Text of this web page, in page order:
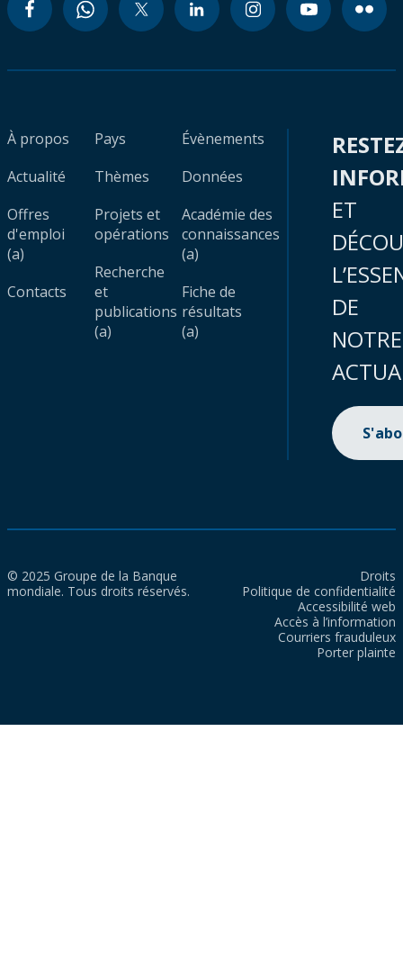
À propos
Actualité
Offres
d'emploi
(a)
Contacts
Pays
Thèmes
Projets et
opérations
Recherche
et
publications
(a)
Évènements
Données
Académie des
connaissances
(a)
Fiche de
résultats
(a)
ET
DE
NOTRE
© 2025 Groupe de la Banque
mondiale. Tous droits réservés.
Droits
Politique de confidentialité
Accessibilité web
Accès à l’information
Courriers frauduleux
Porter plainte